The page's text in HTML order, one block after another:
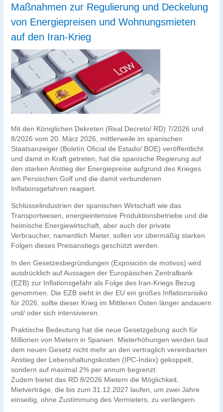
Maßnahmen zur Regulierung und Deckelung
von Energiepreisen und Wohnungsmieten
auf den Iran-Krieg
Mit den Königlichen Dekreten (Real Decreto/ RD) 7/2026 und
8/2026 vom 20. März 2026, mittlerweile im spanischen
Staatsanzeiger (Boletín Oficial de Estado/ BOE) veröffentlicht
und damit in Kraft getreten, hat die spanische Regierung auf
den starken Anstieg der Energiepreise aufgrund des Krieges
am Persischen Golf und die damit verbundenen
Inflationsgefahren reagiert.
Schlüsselindustrien der spanischen Wirtschaft wie das
Transportwesen, energieintensive Produktionsbetriebe und die
heimische Energiewirtschaft, aber auch der private
Verbraucher, namentlich Mieter, sollen vor übermäßig starken
Folgen dieses Preisanstiegs geschützt werden.
In den Gesetzesbegründungen (Exposición de motivos) wird
ausdrücklich auf Aussagen der Europäischen Zentralbank
(EZB) zur Inflationsgefahr als Folge des Iran-Kriegs Bezug
genommen. Die EZB sieht in der EU ein großes Inflationsrisiko
für 2026, sollte dieser Krieg im Mittleren Osten länger andauern
und/ oder sich intensivieren.
Praktische Bedeutung hat die neue Gesetzgebung auch für
Millionen von Mietern in Spanien. Mieterhöhungen werden laut
dem neuen Gesetz nicht mehr an den vertraglich vereinbarten
Anstieg der Lebenshaltungskosten (IPC-Index) gekoppelt,
sondern auf maximal 2% per annum begrenzt.
Zudem bietet das RD 8/2026 Mietern die Möglichkeit,
Mietverträge, die bis zum 31.12.2027 laufen, um zwei Jahre
einseitig, ohne Zustimmung des Vermieters, zu verlängern.